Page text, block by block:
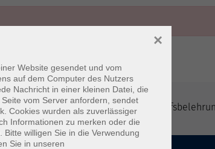
Datenschutzerklärung AGB
Website gesendet und vom
auf dem Computer des Nutzers
Nachricht in einer kleinen Datei, die
vom Server anfordern, sendet
Cookies wurden als zuverlässiger
Informationen zu merken oder die
willigen Sie in die Verwendung
Sie in unseren
×